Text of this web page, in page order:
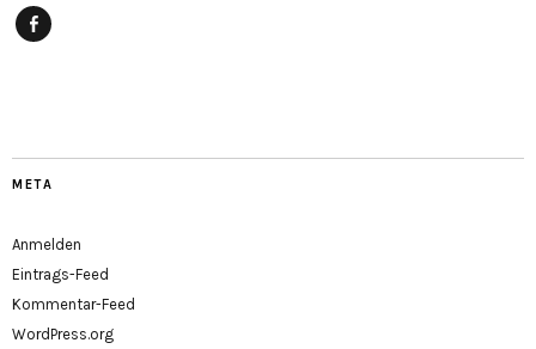
META
Anmelden
Eintrags-Feed
Kommentar-Feed
WordPress.org